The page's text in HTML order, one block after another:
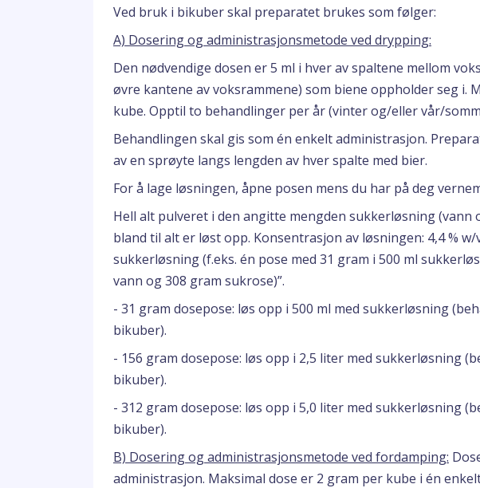
Ved bruk i bikuber skal preparatet brukes som følger:
A) Dosering og administrasjonsmetode ved drypping:
Den nødvendige dosen er 5 ml i hver av spaltene mellom
øvre kantene av voksrammene) som biene oppholder seg i.
kube. Opptil to behandlinger per år (vinter og/eller vår/
Behandlingen skal gis som én enkelt administrasjon.
av en sprøyte langs lengden av hver spalte med bier.
For å lage løsningen, åpne posen mens du har på deg
Hell alt pulveret i den angitte mengden sukkerløsning (vann
bland til alt er løst opp. Konsentrasjon av løsningen: 4,4 % w/
sukkerløsning (f.eks. én pose med 31 gram i 500 ml
vann og 308 gram sukrose)”.
- 31 gram dosepose: løs opp i 500 ml med sukkerløsning
bikuber).
- 156 gram dosepose: løs opp i 2,5 liter med sukkerløsning
bikuber).
- 312 gram dosepose: løs opp i 5,0 liter med sukkerløsning
bikuber).
B) Dosering og administrasjonsmetode ved fordamping:
administrasjon. Maksimal dose er 2 gram per kube i én